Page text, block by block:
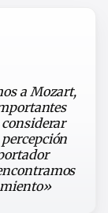
a Mozart,
considerar